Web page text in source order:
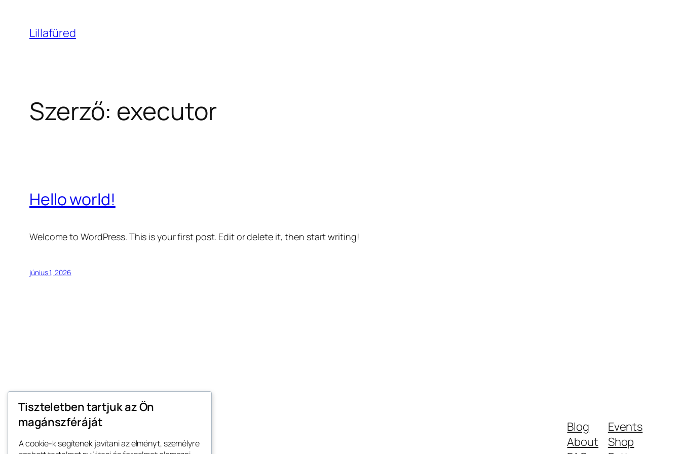
tartalomhoz
Lillafüred
Szerző: executor
Hello world!
Welcome to WordPress. This is your first post. Edit or delete it, then start writing!
június 1, 2026
Lillafüred
Blog
About
Events
Shop
Tiszteletben tartjuk az Ön
magánszféráját
A cookie-k segítenek javítani az élményt, személyre